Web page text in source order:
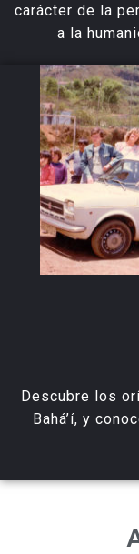
carácter de la
a la
Descubre los
Bahá’í, y